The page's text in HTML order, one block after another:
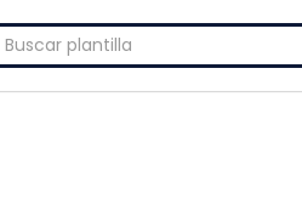
Buscar: